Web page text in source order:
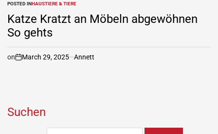
POSTED INHAUSTIERE & TIERE
Katze Kratzt an Möbeln abgewöhnen
So gehts
on March 29, 2025 Annett
Suchen